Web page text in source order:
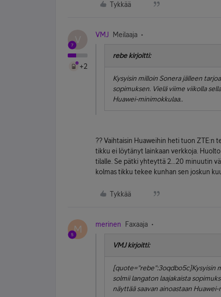
Tykkää
V
+2
VMJ Meilaaja
rebe kirjoitti:
Kysyisin milloin Sonera jälleen
sopimuksen. Vielä viime viikolla
Huawei-minimokkulaa..
?? Vaihtaisin Huaweihin heti tuon ZTE:n
tikku ei löytänyt lainkaan verkkoja.
tilalle. Se pätki yhteyttä 2...20 minuutin
kolmas tikku tekee kunhan sen joskun
Tykkää
M merinen Faxaaja
VMJ kirjoitti:
[quote="rebe":3oqdbo5c]Kysyisin
solmii langaton laajakaista
näyttää saavan ainoastaan Huawei-